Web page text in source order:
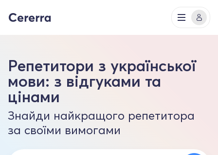
Репетитори з української
мови: з відгуками та
цінами
Знайди найкращого репетитора
за своїми вимогами